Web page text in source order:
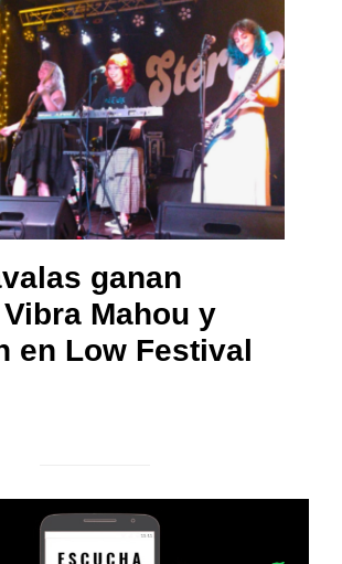
ganan
Mahou y
en Low Festival